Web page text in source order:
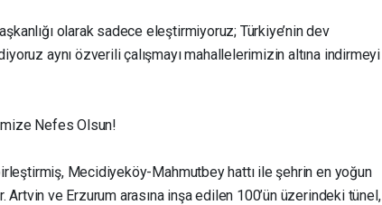
olarak sadece eleştirmiyoruz; Türkiye’nin dev
aynı özverili çalışmayı mahallelerimizin altına indirmeyi
Nefes Olsun!
Mecidiyeköy-Mahmutbey hattı ile şehrin en yoğun
Artvin ve Erzurum arasına inşa edilen 100’ün üzerindeki tünel,